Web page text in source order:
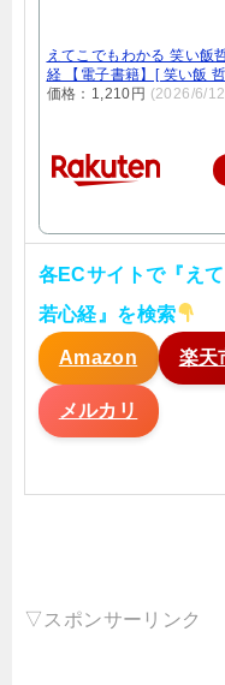
えてこでもわかる 笑い飯
経 【電子書籍】[ 笑い飯
価格：1,210円 (2026/6/
各ECサイトで『え
若心経』を検索
Amazon 楽天
メルカリ
▽スポンサーリンク